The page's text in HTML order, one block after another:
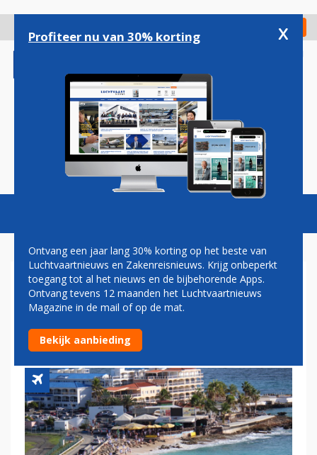
gaan
Check in
Magazine Podcasts Vacatures
PASSAGIERS KLM-AIRBUS
A330 VAST OP SINT-
MAARTEN
Profiteer nu van 30% korting x
Ontvang een jaar lang 30% korting op het beste van
Luchtvaartnieuws en Zakenreisnieuws. Krijg onbeperkt
toegang tot al het nieuws en de bijbehorende Apps.
Ontvang tevens 12 maanden het Luchtvaartnieuws
Magazine in de mail of op de mat.
Bekijk aanbieding